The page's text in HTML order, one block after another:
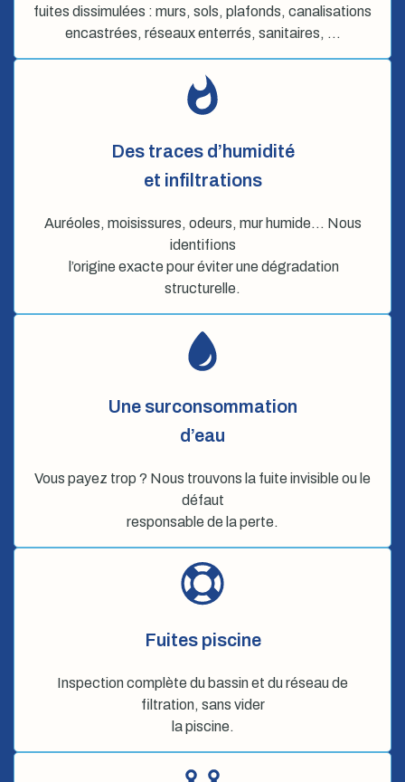
fuites dissimulées : murs, sols, plafonds, canalisations
encastrées, réseaux enterrés, sanitaires, …
Des traces d’humidité
et infiltrations
Auréoles, moisissures, odeurs, mur humide… Nous
identifions
l’origine exacte pour éviter une dégradation
structurelle.
Une surconsommation
d’eau
Vous payez trop ? Nous trouvons la fuite invisible ou le
défaut
responsable de la perte.
Fuites piscine
Inspection complète du bassin et du réseau de
filtration, sans vider
la piscine.